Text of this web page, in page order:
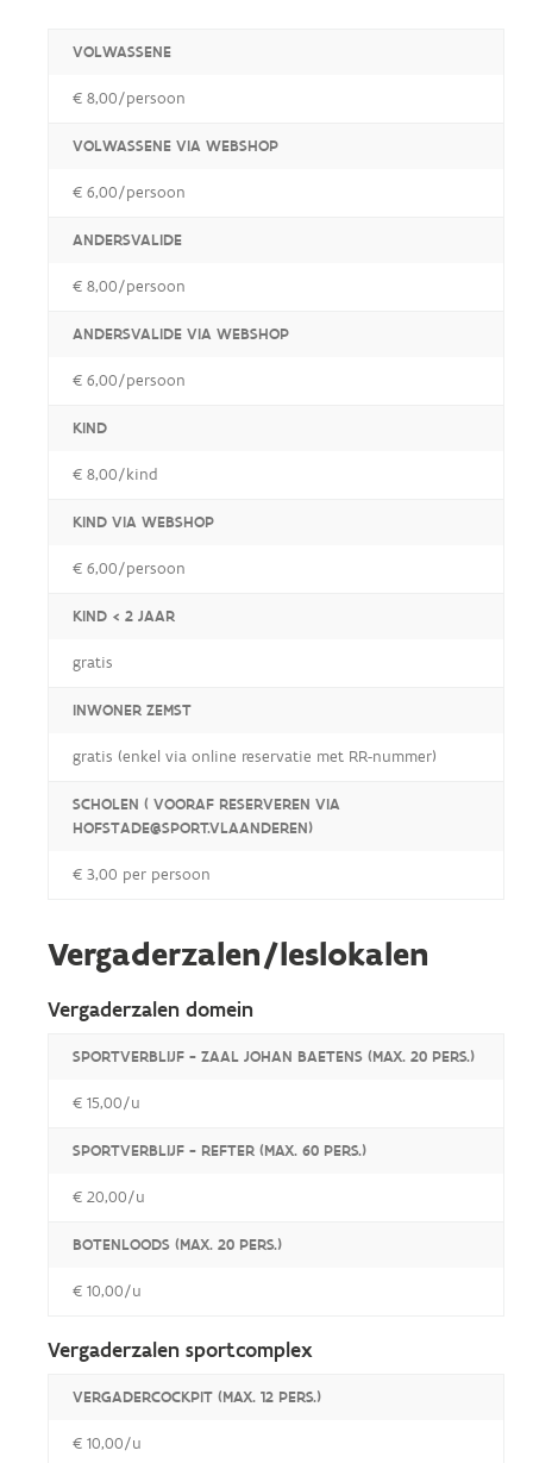
VOLWASSENE
€ 8,00/persoon
VOLWASSENE VIA WEBSHOP
€ 6,00/persoon
ANDERSVALIDE
€ 8,00/persoon
ANDERSVALIDE VIA WEBSHOP
€ 6,00/persoon
KIND
€ 8,00/kind
KIND VIA WEBSHOP
€ 6,00/persoon
KIND < 2 JAAR
gratis
INWONER ZEMST
gratis (enkel via online reservatie met RR-nummer)
SCHOLEN ( VOORAF RESERVEREN VIA
HOFSTADE@SPORT.VLAANDEREN)
€ 3,00 per persoon
Vergaderzalen/leslokalen
Vergaderzalen domein
SPORTVERBLIJF - ZAAL JOHAN BAETENS (MAX. 20 PERS.)
€ 15,00/u
SPORTVERBLIJF - REFTER (MAX. 60 PERS.)
€ 20,00/u
BOTENLOODS (MAX. 20 PERS.)
€ 10,00/u
Vergaderzalen sportcomplex
VERGADERCOCKPIT (MAX. 12 PERS.)
€ 10,00/u